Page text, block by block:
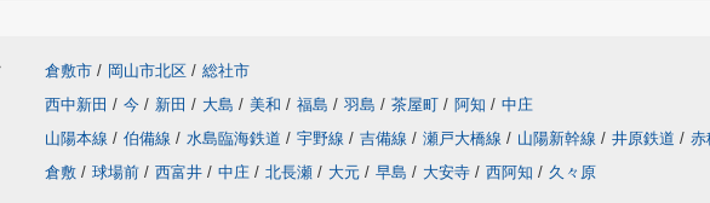
倉敷市 / 岡山市北区 / 総社市
西中新田 / 今 / 新田 / 大島 / 美和 / 福島 / 羽島 / 茶屋町 / 阿知 / 中庄
山陽本線 / 伯備線 / 水島臨海鉄道 / 宇野線 / 吉備線 / 瀬戸大橋線 / 山陽新幹線 / 井原鉄道 / 赤
倉敷 / 球場前 / 西富井 / 中庄 / 北長瀬 / 大元 / 早島 / 大安寺 / 西阿知 / 久々原